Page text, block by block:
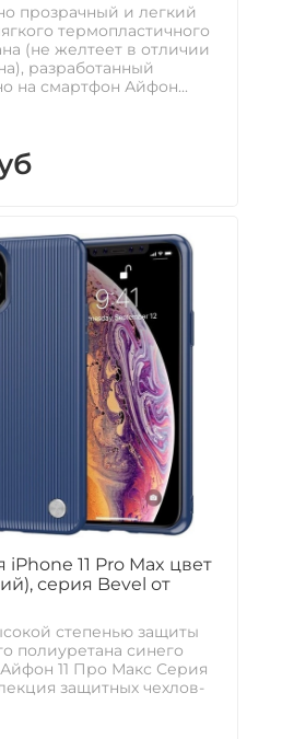
прозрачный и легкий
термопластичного
(не желтеет в отличии
разработанный
на смартфон Айфон...
iPhone 11 Pro Max цвет
серия Bevel от
степенью защиты
полиуретана синего
11 Про Макс Серия
защитных чехлов-